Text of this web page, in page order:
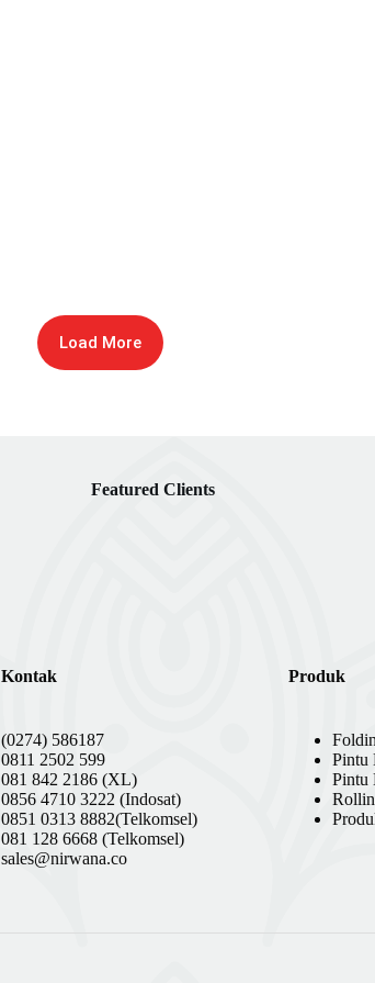
Load More
Featured Clients
Kontak
(0274) 586187
0811 2502 599
081 842 2186 (XL)
0856 4710 3222 (Indosat)
0851 0313 8882(Telkomsel)
081 128 6668 (Telkomsel)
sales@nirwana.co
Produk
Pintu
Pintu